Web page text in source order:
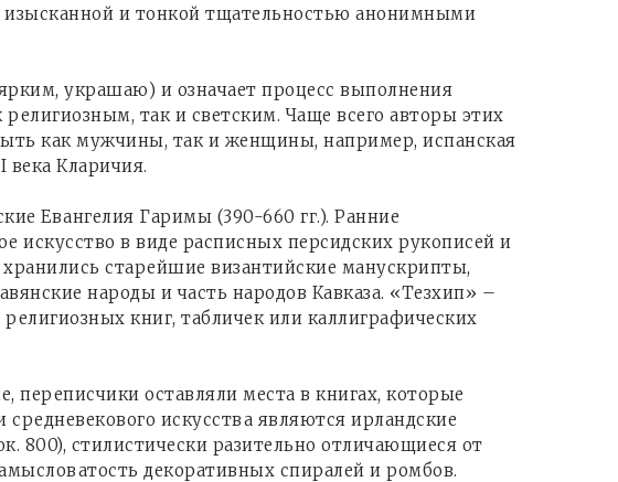
изысканной и тонкой тщательностью анонимными
украшаю) и означает процесс выполнения
так и светским. Чаще всего авторы этих
как мужчины, так и женщины, например, испанская
века Кларичия.
Евангелия Гаримы (390-660 гг.). Ранние
искусство в виде расписных персидских рукописей и
старейшие византийские манускрипты,
народы и часть народов Кавказа. «Тезхип» –
книг, табличек или каллиграфических
переписчики оставляли места в книгах, которые
искусства являются ирландские
800), стилистически разительно отличающиеся от
декоративных спиралей и ромбов.